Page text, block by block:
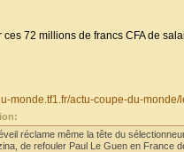
ces 72 millions de francs CFA de
monde.tf1.fr/actu-coupe-du-
réclame même la tête du
de refouler Paul Le Guen en France